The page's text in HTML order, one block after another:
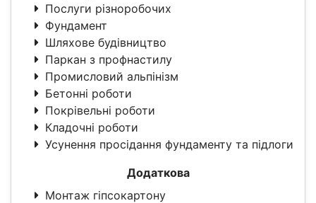
Послуги різноробочих
Фундамент
Шляхове будівництво
Паркан з профнастилу
Промисловий альпінізм
Бетонні роботи
Покрівельні роботи
Кладочні роботи
Усунення просідання фундаменту та підлоги
Додаткова
Монтаж гіпсокартону